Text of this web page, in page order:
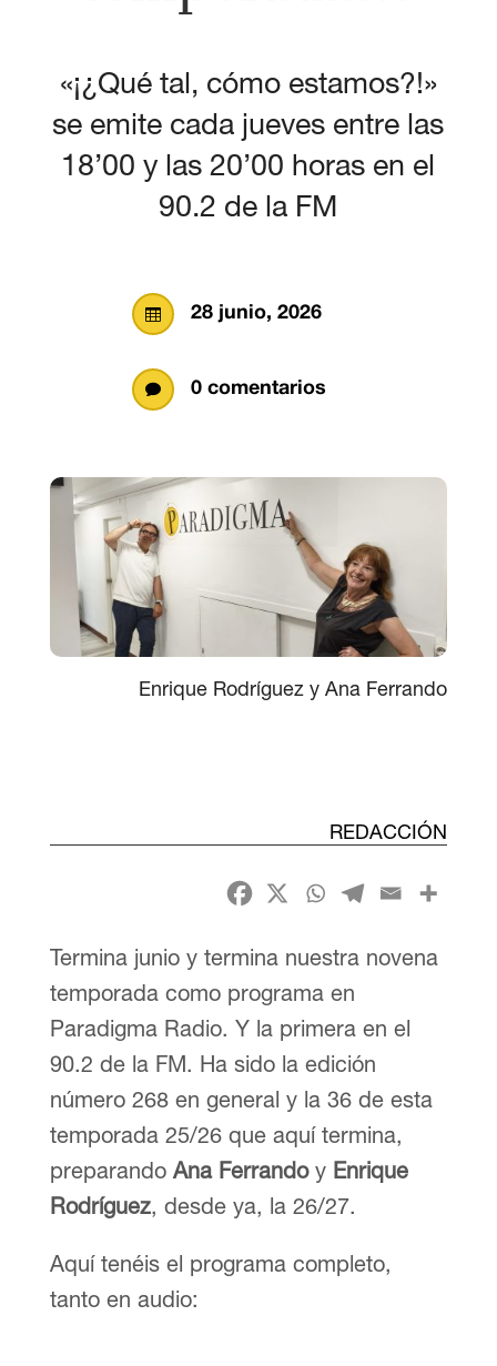
«¡¿Qué tal, cómo estamos?!»
se emite cada jueves entre las
18’00 y las 20’00 horas en el
90.2 de la FM
 28 junio, 2026
 0 comentarios
Enrique Rodríguez y Ana Ferrando
REDACCIÓN
Termina junio y termina nuestra novena
temporada como programa en
Paradigma Radio. Y la primera en el
90.2 de la FM. Ha sido la edición
número 268 en general y la 36 de esta
temporada 25/26 que aquí termina,
preparando Ana Ferrando yEnrique
Rodríguez, desde ya, la 26/27.
Aquí tenéis el programa completo,
tanto en audio: